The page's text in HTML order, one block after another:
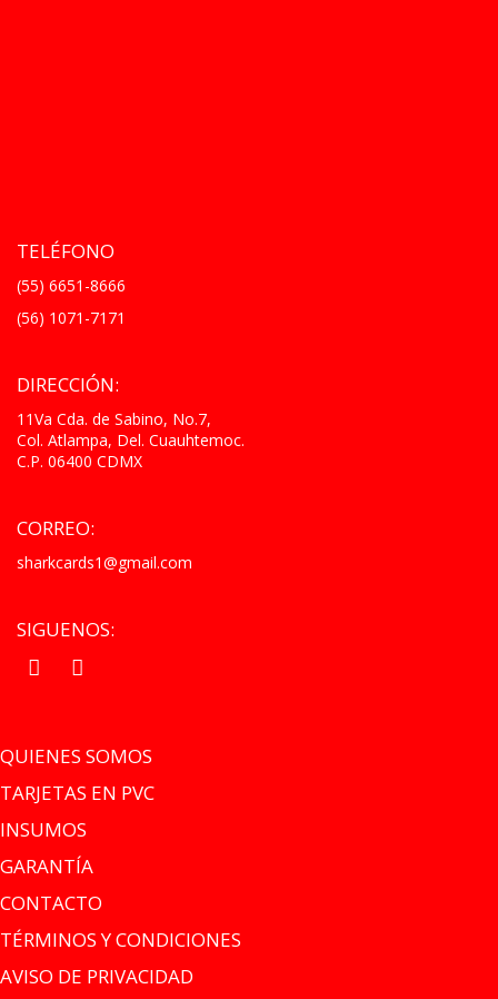
TELÉFONO
(55) 6651-8666
(56) 1071-7171
DIRECCIÓN:
11Va Cda. de Sabino, No.7,
Col. Atlampa, Del. Cuauhtemoc.
C.P. 06400 CDMX
CORREO:
sharkcards1@gmail.com
SIGUENOS:
QUIENES SOMOS
TARJETAS EN PVC
INSUMOS
GARANTÍA
CONTACTO
TÉRMINOS Y CONDICIONES
AVISO DE PRIVACIDAD